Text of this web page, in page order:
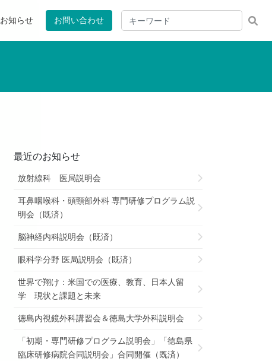
お知らせ お問い合わせ
最近のお知らせ
放射線科 医局説明会
耳鼻咽喉科・頭頸部外科 専門研修プログラム説
明会（既済）
脳神経内科説明会（既済）
眼科学分野 医局説明会（既済）
世界で翔け：米国での医療、教育、日本人留
学 現状と課題と未来
徳島内視鏡外科講習会＆徳島大学外科説明会
「初期・専門研修プログラム説明会」「徳島県
臨床研修病院合同説明会」合同開催（既済）